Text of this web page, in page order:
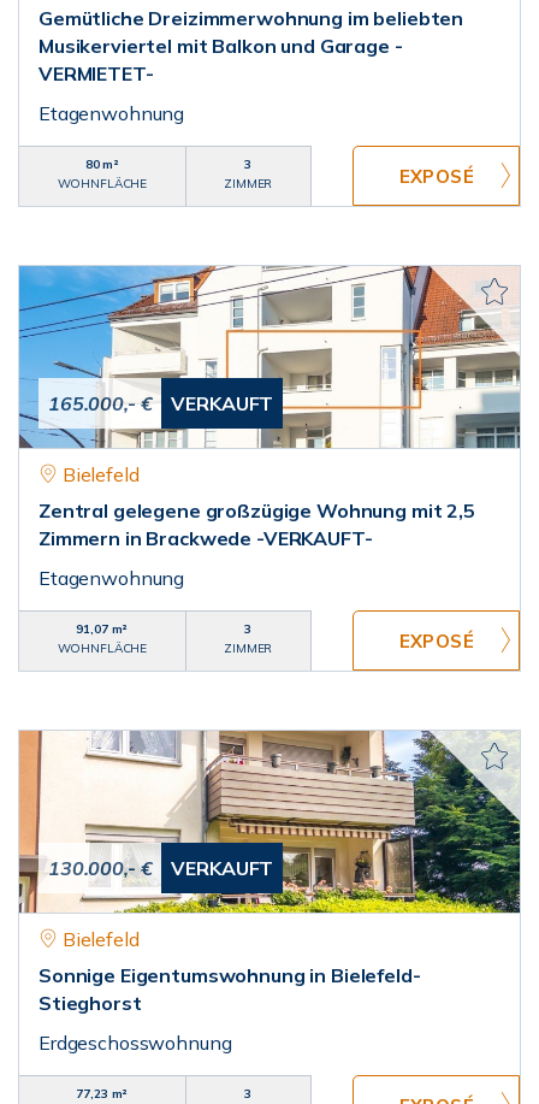
Gemütliche Dreizimmerwohnung im beliebten
Musikerviertel mit Balkon und Garage -
VERMIETET-
Etagenwohnung
80 m²
WOHNFLÄCHE
3
ZIMMER
165.000,- € VERKAUFT
Bielefeld
Zentral gelegene großzügige Wohnung mit 2,5
Zimmern in Brackwede -VERKAUFT-
Etagenwohnung
91,07 m²
WOHNFLÄCHE
3
ZIMMER
130.000,- € VERKAUFT
Bielefeld
Sonnige Eigentumswohnung in Bielefeld-
Stieghorst
Erdgeschosswohnung
77,23 m²
3